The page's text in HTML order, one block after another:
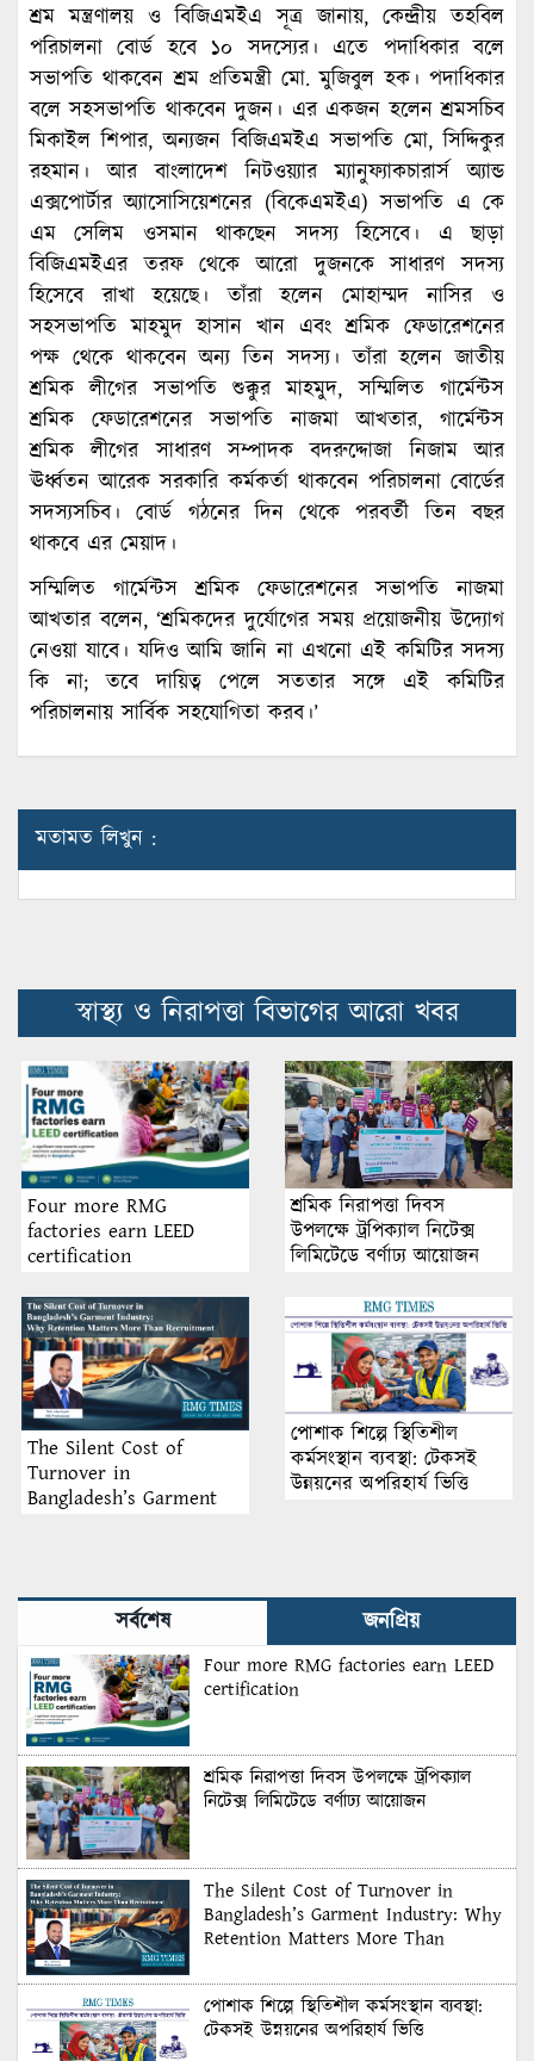
শ্রম মন্ত্রণালয় ও বিজিএমইএ সূত্র জানায়, কেন্দ্রীয় তহবিল
পরিচালনা বোর্ড হবে ১০ সদস্যের। এতে পদাধিকার বলে
সভাপতি থাকবেন শ্রম প্রতিমন্ত্রী মো. মুজিবুল হক। পদাধিকার
বলে সহসভাপতি থাকবেন দুজন। এর একজন হলেন শ্রমসচিব
মিকাইল শিপার, অন্যজন বিজিএমইএ সভাপতি মো, সিদ্দিকুর
রহমান। আর বাংলাদেশ নিটওয়্যার ম্যানুফ্যাকচারার্স অ্যান্ড
এক্সপোর্টার অ্যাসোসিয়েশনের (বিকেএমইএ) সভাপতি এ কে
এম সেলিম ওসমান থাকছেন সদস্য হিসেবে। এ ছাড়া
বিজিএমইএর তরফ থেকে আরো দুজনকে সাধারণ সদস্য
হিসেবে রাখা হয়েছে। তাঁরা হলেন মোহাম্মদ নাসির ও
সহসভাপতি মাহমুদ হাসান খান এবং শ্রমিক ফেডারেশনের
পক্ষ থেকে থাকবেন অন্য তিন সদস্য। তাঁরা হলেন জাতীয়
শ্রমিক লীগের সভাপতি শুক্কুর মাহমুদ, সম্মিলিত গার্মেন্টস
শ্রমিক ফেডারেশনের সভাপতি নাজমা আখতার, গার্মেন্টস
শ্রমিক লীগের সাধারণ সম্পাদক বদরুদ্দোজা নিজাম আর
ঊর্ধ্বতন আরেক সরকারি কর্মকর্তা থাকবেন পরিচালনা বোর্ডের
সদস্যসচিব। বোর্ড গঠনের দিন থেকে পরবর্তী তিন বছর
থাকবে এর মেয়াদ।
সম্মিলিত গার্মেন্টস শ্রমিক ফেডারেশনের সভাপতি নাজমা
আখতার বলেন, ‘শ্রমিকদের দুর্যোগের সময় প্রয়োজনীয় উদ্যোগ
নেওয়া যাবে। যদিও আমি জানি না এখনো এই কমিটির সদস্য
কি না; তবে দায়িত্ব পেলে সততার সঙ্গে এই কমিটির
পরিচালনায় সার্বিক সহযোগিতা করব।’
মতামত লিখুন :
স্বাস্থ্য ও নিরাপত্তা বিভাগের আরো খবর
Four more RMG
factories earn LEED
certification
শ্রমিক নিরাপত্তা দিবস
উপলক্ষে ট্রপিক্যাল নিটেক্স
লিমিটেডে বর্ণাঢ্য আয়োজন
The Silent Cost of
Turnover in
Bangladesh’s Garment
পোশাক শিল্পে স্থিতিশীল
কর্মসংস্থান ব্যবস্থা: টেকসই
উন্নয়নের অপরিহার্য ভিত্তি
সর্বশেষ জনপ্রিয়
Four more RMG factories earn LEED
certification
শ্রমিক নিরাপত্তা দিবস উপলক্ষে ট্রপিক্যাল
নিটেক্স লিমিটেডে বর্ণাঢ্য আয়োজন
The Silent Cost of Turnover in
Bangladesh’s Garment Industry: Why
Retention Matters More Than
পোশাক শিল্পে স্থিতিশীল কর্মসংস্থান ব্যবস্থা:
টেকসই উন্নয়নের অপরিহার্য ভিত্তি